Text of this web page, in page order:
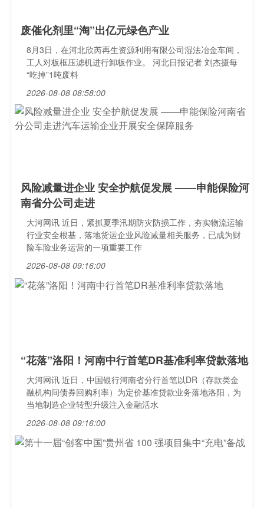
废催化剂里“淘”出亿元绿色产业
8月3日，在河北欣芮再生资源利用有限公司湿法冶金车间，
工人对板框压滤机进行卸板作业。 河北日报记者 刘杰摄每
“吃掉”1吨废料
2026-08-08 08:58:00
风险减量进企业 安全护航促发展 ——申能保险河
南省分公司走进
大河网讯 近日，紧抓夏季汛期防灾防损工作，夯实物流运输
行业安全根基，落地货运企业风险减量相关服务，已成为财
险车险业务运营的一项重要工作
2026-08-08 09:16:00
“花落”洛阳！河南中行首笔DR基准利率贷款落地
大河网讯 近日，中国银行河南省分行首笔以DR（存款类金
融机构间债券回购利率）为定价基准贷款业务落地洛阳，为
当地制造企业转型升级注入金融活水
2026-08-08 09:16:00